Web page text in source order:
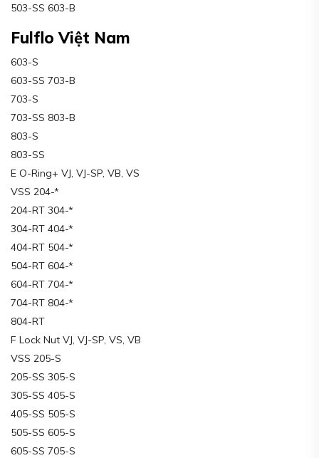
503-SS 603-B
Fulflo Việt Nam
603-S
603-SS 703-B
703-S
703-SS 803-B
803-S
803-SS
E O-Ring+ VJ, VJ-SP, VB, VS
VSS 204-*
204-RT 304-*
304-RT 404-*
404-RT 504-*
504-RT 604-*
604-RT 704-*
704-RT 804-*
804-RT
F Lock Nut VJ, VJ-SP, VS, VB
VSS 205-S
205-SS 305-S
305-SS 405-S
405-SS 505-S
505-SS 605-S
605-SS 705-S